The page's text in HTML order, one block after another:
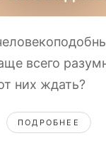
всего
них ждать?
ПОДРОБНЕЕ